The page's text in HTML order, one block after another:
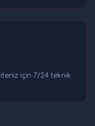
için 7/24 teknik